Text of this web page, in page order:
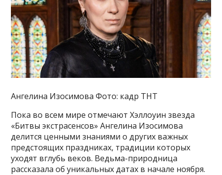
Ангелина Изосимова Фото: кадр ТНТ
Пока во всем мире отмечают Хэллоуин звезда
«Битвы экстрасенсов» Ангелина Изосимова
делится ценными знаниями о других важных
предстоящих праздниках, традиции которых
уходят вглубь веков. Ведьма-природница
рассказала об уникальных датах в начале ноября.